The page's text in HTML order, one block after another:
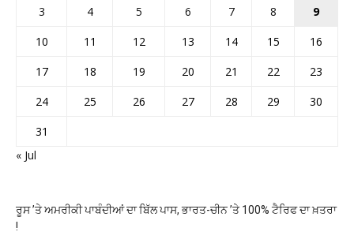
3
4 5 6 7 8
9
10
11 12 13 14 15
16
17
18 19 20 21 22
23
24
25 26 27 28 29
30
31
« Jul
ਰੂਸ ’ਤੇ ਅਮਰੀਕੀ ਪਾਬੰਦੀਆਂ ਦਾ ਬਿੱਲ ਪਾਸ, ਭਾਰਤ-ਚੀਨ ’ਤੇ 100% ਟੈਰਿਫ ਦਾ ਖ਼ਤਰਾ
!